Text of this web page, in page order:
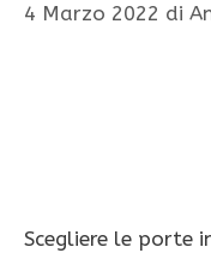
4 Marzo 2022 di
Scegliere le porte